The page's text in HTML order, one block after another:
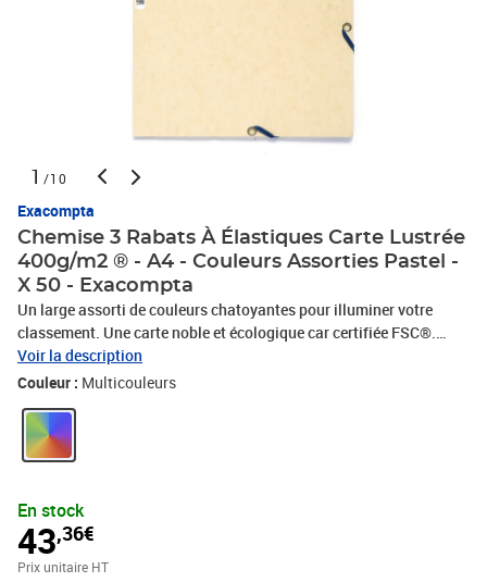
1 /10
Exacompta
Chemise 3 Rabats À Élastiques Carte Lustrée
400g/m2 ® - A4 - Couleurs Assorties Pastel -
X 50 - Exacompta
Un large assorti de couleurs chatoyantes pour illuminer votre
classement. Une carte noble et écologique car certifiée FSC®.
Etiquette de dos pour identifier les dossiers. Lot de 10 assortis.
Voir la description
Couleur : Multicouleurs
En stock
43,36€
Prix unitaire HT